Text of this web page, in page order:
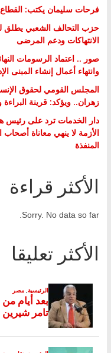
فرحات سليمان يكتب:
حزب التحالف الشعبي يطلق
الانتهاكات ودعم المرضى
صور .. اعتماد الرسومات
وانتهاء أعمال إنشاء المبنى
المجلس القومي لحقوق
زهران.. ويؤكد: قرينة
دار الخدمات ترد على رئيس
الأزمة لا ينهي معاناة
المنفذة
الأكثر قراءة
Sorry. No data so far.
الأكثر تعليقا